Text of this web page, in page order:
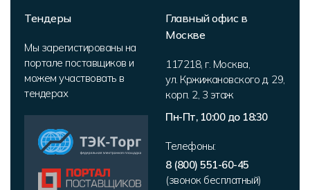
Тендеры
Мы зарегистированы на
портале поставщиков и
можем участвовать в
тендерах
Главный офис в
Москве
117218, г. Москва,
ул. Кржижановского д. 29,
корп. 2, 3 этаж
Пн-Пт, 10:00 до 18:30
Телефоны:
8 (800) 551-60-45
(звонок бесплатный)